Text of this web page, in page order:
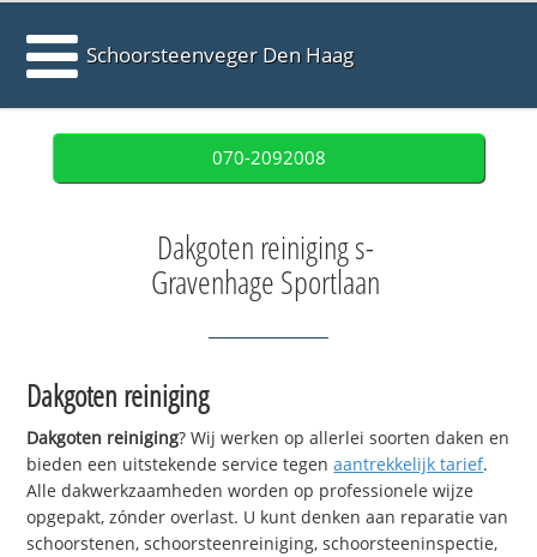
Schoorsteenveger Den Haag
070-2092008
Dakgoten reiniging s-
Gravenhage Sportlaan
Dakgoten reiniging
Dakgoten reiniging? Wij werken op allerlei soorten daken en
bieden een uitstekende service tegenaantrekkelijk tarief.
Alle dakwerkzaamheden worden op professionele wijze
opgepakt, zónder overlast. U kunt denken aan reparatie van
schoorstenen, schoorsteenreiniging, schoorsteeninspectie,